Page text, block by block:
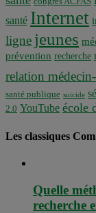
santé Internet
ligne jeunes
prévention recherche
relation
santé publique suicide
2.0 YouTube école
Les classiques
Quelle
recherche